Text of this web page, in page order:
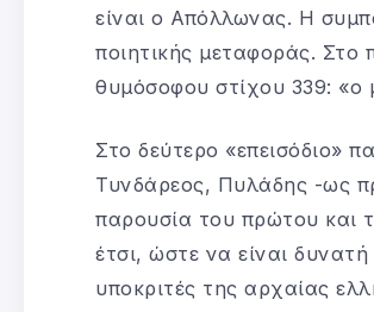
είναι ο Απόλλωνας. Η
ποιητικής μεταφοράς. Στο
θυμόσοφου στίχου 339: «ο
Στο δεύτερο «επεισόδιο»
Τυνδάρεος, Πυλάδης -ως
παρουσία του πρώτου και
έτσι, ώστε να είναι
υποκριτές της αρχαίας